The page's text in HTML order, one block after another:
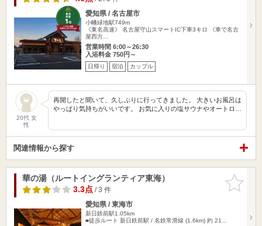
愛知県 / 名古屋市
小幡緑地駅749m
《東名高速》 名古屋守山スマートIC下車3キロ 《車で名古
屋西方…
営業時間 6:00～26:30
入浴料金 750円～
日帰り 宿泊 カップル
20代 女
性
再開したと聞いて、久しぶりに行ってきました。 大きいお風呂は
やっぱり気持ちがいいです。 お気に入りの塩サウナやオートロ…
関連情報から探す
お気に入
りに追加
華の湯（ルートイングランティア東海）
3.3点/ 3 件
愛知県 / 東海市
新日鉄前駅1.05km
■徒歩ルート 新日鉄前駅 / 名鉄常滑線 (1.6km) 約 21…